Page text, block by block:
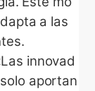
a las
innovad
aportan